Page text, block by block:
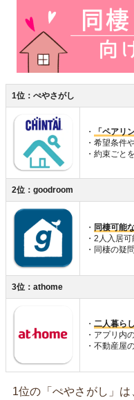
1位：ぺやさがし
・
「ペアリ
・希望条件
・約束ごと
2位：goodroom
・ 同棲可能
・2人入居
・同棲の疑
3位：athome
・ 二人暮ら
・アプリ内
・不動産屋
1位の「ぺやさがし」